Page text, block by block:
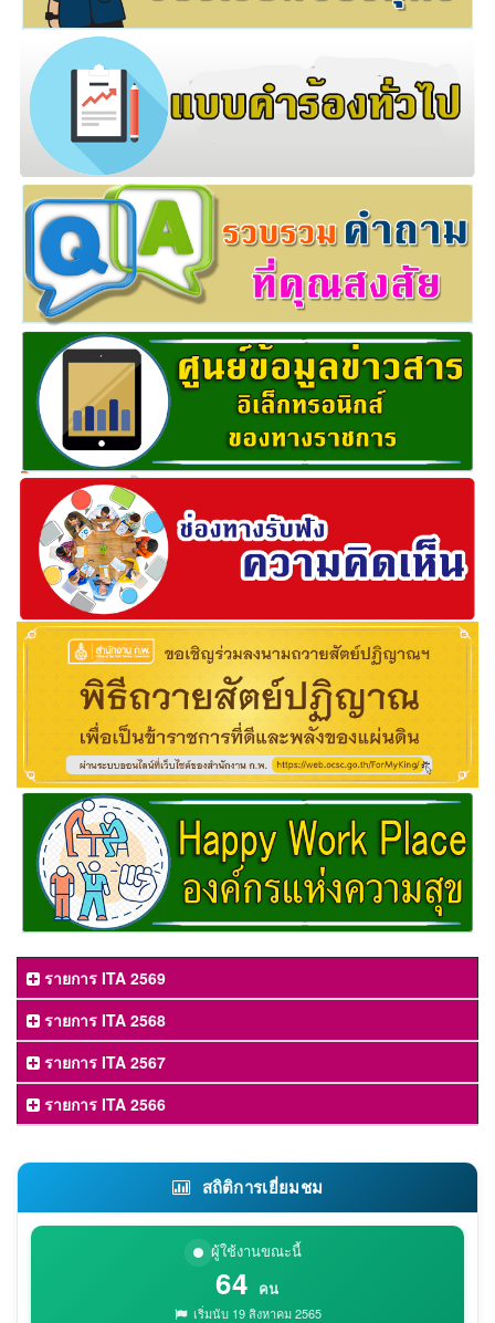
รายการ ITA 2569
รายการ ITA 2568
รายการ ITA 2567
รายการ ITA 2566
สถิติการเยี่ยมชม
ผู้ใช้งานขณะนี้
64 คน
เริ่มนับ 19 สิงหาคม 2565